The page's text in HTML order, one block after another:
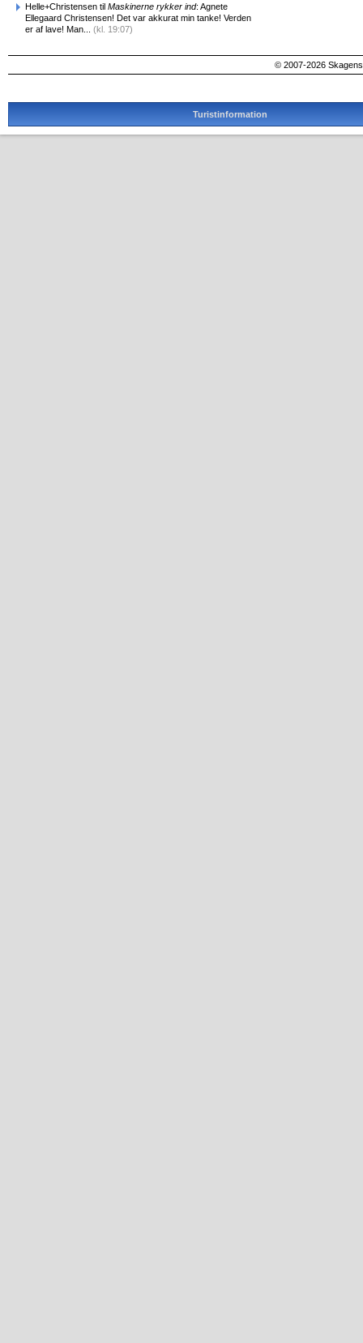
Helle+Christensen til Maskinerne rykker ind: Agnete
Ellegaard Christensen! Det var akkurat min tanke! Verden
er af lave! Man... (kl. 19:07)
© 2007-2026
Turistinformation